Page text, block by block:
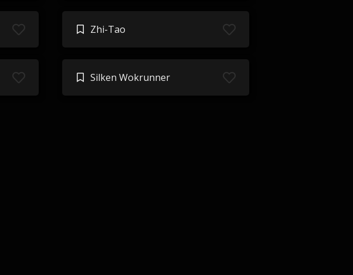
Zhi-Tao
Silken Wokrunner